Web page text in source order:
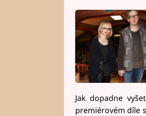
Jak dopadne
premiérovém díle